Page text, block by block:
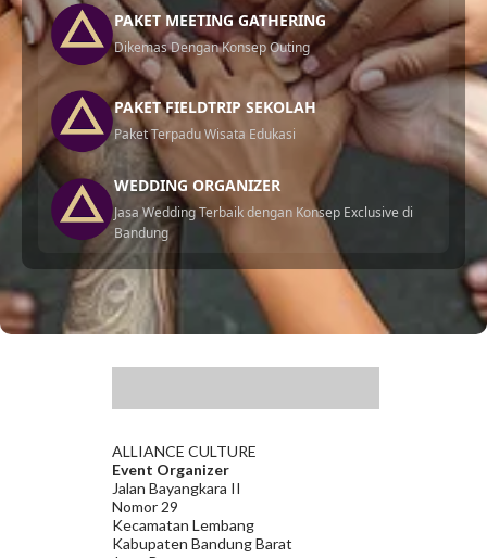
PAKET MEETING GATHERING
Dikemas Dengan Konsep Outing
PAKET FIELDTRIP SEKOLAH
Paket Terpadu Wisata Edukasi
WEDDING ORGANIZER
Jasa Wedding Terbaik dengan Konsep Exclusive di
Bandung
ALLIANCE CULTURE
Event Organizer
Jalan Bayangkara II
Nomor 29
Kecamatan Lembang
Kabupaten Bandung Barat